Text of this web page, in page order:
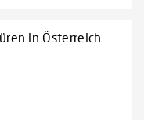
in Österreich